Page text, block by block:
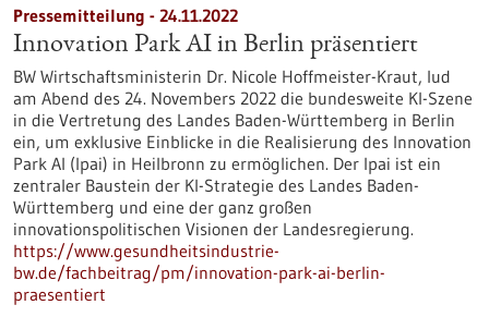
Pressemitteilung - 24.11.2022
Innovation Park AI in Berlin präsentiert
BW Wirtschaftsministerin Dr. Nicole Hoffmeister-Kraut, lud
am Abend des 24. Novembers 2022 die bundesweite KI-Szene
in die Vertretung des Landes Baden-Württemberg in Berlin
ein, um exklusive Einblicke in die Realisierung des Innovation
Park AI (Ipai) in Heilbronn zu ermöglichen. Der Ipai ist ein
zentraler Baustein der KI-Strategie des Landes Baden-
Württemberg und eine der ganz großen
innovationspolitischen Visionen der Landesregierung.
https://www.gesundheitsindustrie-
bw.de/fachbeitrag/pm/innovation-park-ai-berlin-
praesentiert